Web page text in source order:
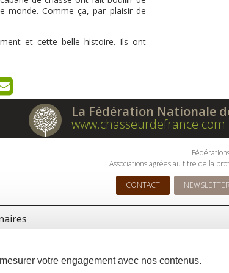
monde. Comme ça, par plaisir de
et cette belle histoire. Ils ont
La Fédération Nationale
www.chasseurdefrance.com
Associations agrées au titre de la
CONTACT
votre engagement avec nos contenus.